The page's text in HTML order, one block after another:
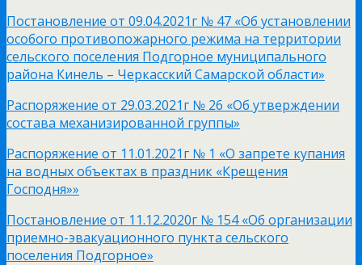
Постановление от 09.04.2021г № 47 «Об установлении
особого противопожарного режима на территории
сельского поселения Подгорное муниципального
района Кинель – Черкасский Самарской области»
Распоряжение от 29.03.2021г № 26 «Об утверждении
состава механизированной группы»
Распоряжение от 11.01.2021г № 1 «О запрете купания
на водных объектах в праздник «Крещения
Господня»»
Постановление от 11.12.2020г № 154 «Об организации
приемно-эвакуационного пункта сельского
поселения Подгорное»